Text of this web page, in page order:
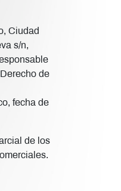
Ciudad
s/n,
de
fecha de
de los